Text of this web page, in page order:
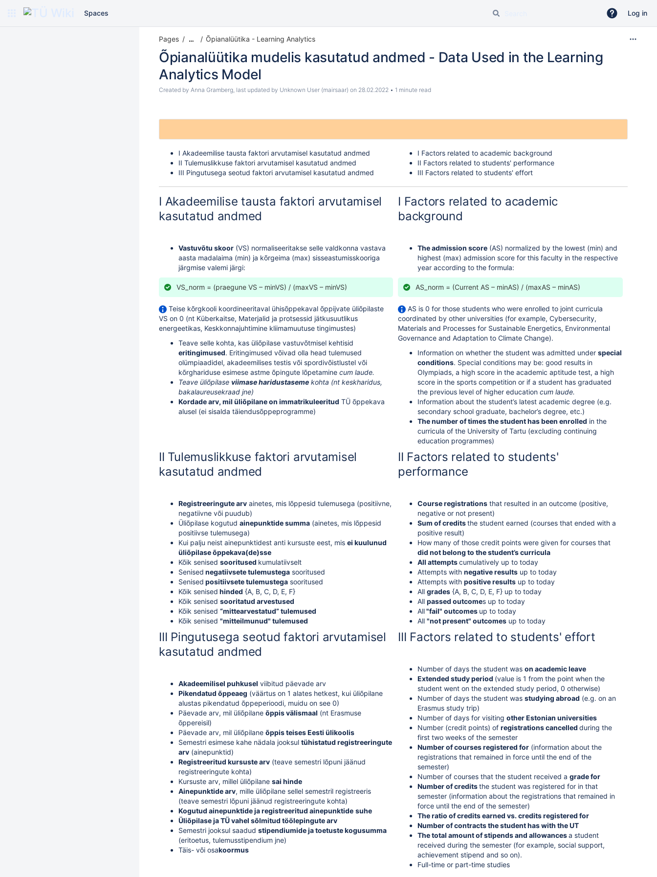
Spaces Log in
Pages … Õpianalüütika - Learning Analytics
Õpianalüütika mudelis kasutatud andmed - Data Used in the Learning
Analytics Model
Created by Anna Gramberg, last updated by Unknown User (mairsaar) on 28.02.2022 1 minute read
I Akadeemilise tausta faktori arvutamisel kasutatud andmed
II Tulemuslikkuse faktori arvutamisel kasutatud andmed
III Pingutusega seotud faktori arvutamisel kasutatud andmed
I Factors related to academic background
II Factors related to students' performance
III Factors related to students' effort
I Akadeemilise tausta faktori arvutamisel
kasutatud andmed
Vastuvõtu skoor (VS) normaliseeritakse selle valdkonna vastava
aasta madalaima (min) ja kõrgeima (max) sisseastumisskooriga
järgmise valemi järgi:
VS_norm = (praegune VS – minVS) / (maxVS – minVS)
Teise kõrgkooli koordineeritaval ühisõppekaval õppijvate üliõpilaste
VS on 0 (nt Küberkaitse, Materjalid ja protsessid jätkusuutlikus
energeetikas, Keskkonnajuhtimine kliimamuutuse tingimustes)
Teave selle kohta, kas üliõpilase vastuvõtmisel kehtisid
eritingimused. Eritingimused võivad olla head tulemused
olümpiaadidel, akadeemilises testis või spordivõistlustel või
kõrghariduse esimese astme õpingute lõpetamine cum laude.
Teave üliõpilase viimase haridustaseme kohta (nt keskharidus,
bakalaureusekraad jne)
Kordade arv, mil üliõpilane on immatrikuleeritud TÜ õppekava
alusel (ei sisalda täiendusõppeprogramme)
I Factors related to academic
background
The admission score (AS) normalized by the lowest (min) and
highest (max) admission score for this faculty in the respective
year according to the formula:
AS_norm = (Current AS – minAS) / (maxAS – minAS)
AS is 0 for those students who were enrolled to joint curricula
coordinated by other universities (for example, Cybersecurity,
Materials and Processes for Sustainable Energetics, Environmental
Governance and Adaptation to Climate Change).
Information on whether the student was admitted under special
conditions. Special conditions may be: good results in
Olympiads, a high score in the academic aptitude test, a high
score in the sports competition or if a student has graduated
the previous level of higher education cum laude.
Information about the student’s latest academic degree (e.g.
secondary school graduate, bachelor’s degree, etc.)
The number of times the student has been enrolled in the
curricula of the University of Tartu (excluding continuing
education programmes)
II Tulemuslikkuse faktori arvutamisel
kasutatud andmed
Registreeringute arv ainetes, mis lõppesid tulemusega (positiivne,
negatiivne või puudub)
Üliõpilase kogutud ainepunktide summa (ainetes, mis lõppesid
positiivse tulemusega)
Kui palju neist ainepunktidest anti kursuste eest, mis ei kuulunud
üliõpilase õppekava(de)sse
Kõik senised sooritused kumulatiivselt
Senised negatiivsete tulemustega sooritused
Senised positiivsete tulemustega sooritused
Kõik senised hinded {A, B, C, D, E, F}
Kõik senised sooritatud arvestused
Kõik senised “mittearvestatud” tulemused
Kõik senised "mitteilmunud" tulemused
II Factors related to students'
performance
Course registrations that resulted in an outcome (positive,
negative or not present)
Sum of creditsthe student earned (courses that ended with a
positive result)
How many of those credit points were given for courses that
did not belong to the student’s curricula
All attemptscumulatively up to today
Attempts with negative results up to today
Attempts with positive results up to today
All grades {A, B, C, D, E, F} up to today
All passed outcomes up to today
All"fail" outcomes up to today
All "not present" outcomes up to today
III Pingutusega seotud faktori arvutamisel
kasutatud andmed
Akadeemilisel puhkusel viibitud päevade arv
Pikendatud õppeaeg (väärtus on 1 alates hetkest, kui üliõpilane
alustas pikendatud õppeperioodi, muidu on see 0)
Päevade arv, mil üliõpilane õppis välismaal (nt Erasmuse
õppereisil)
Päevade arv, mil üliõpilane õppis teises Eesti ülikoolis
Semestri esimese kahe nädala jooksul tühistatud registreeringute
arv (ainepunktid)
Registreeritud kursuste arv (teave semestri lõpuni jäänud
registreeringute kohta)
Kursuste arv, millel üliõpilane sai hinde
Ainepunktide arv, mille üliõpilane sellel semestril registreeris
(teave semestri lõpuni jäänud registreeringute kohta)
Kogutud ainepunktide ja registreeritud ainepunktide suhe
Üliõpilase ja TÜ vahel sõlmitud töölepingute arv
Semestri jooksul saadud stipendiumide ja toetuste kogusumma
(eritoetus, tulemusstipendium jne)
Täis- või osakoormus
III Factors related to students' effort
Number of days the student was on academic leave
Extended study period (value is 1 from the point when the
student went on the extended study period, 0 otherwise)
Number of days the student was studying abroad (e.g. on an
Erasmus study trip)
Number of days for visiting other Estonian universities
Number (credit points) of registrations cancelled during the
first two weeks of the semester
Number of courses registered for (information about the
registrations that remained in force until the end of the
semester)
Number of courses that the student received a grade for
Number of creditsthe student was registered for in that
semester (information about the registrations that remained in
force until the end of the semester)
The ratio of credits earned vs. credits registered for
Number of contracts the student has with the UT
The total amount of stipends and allowancesa student
received during the semester (for example, social support,
achievement stipend and so on).
Full-time or part-time studies